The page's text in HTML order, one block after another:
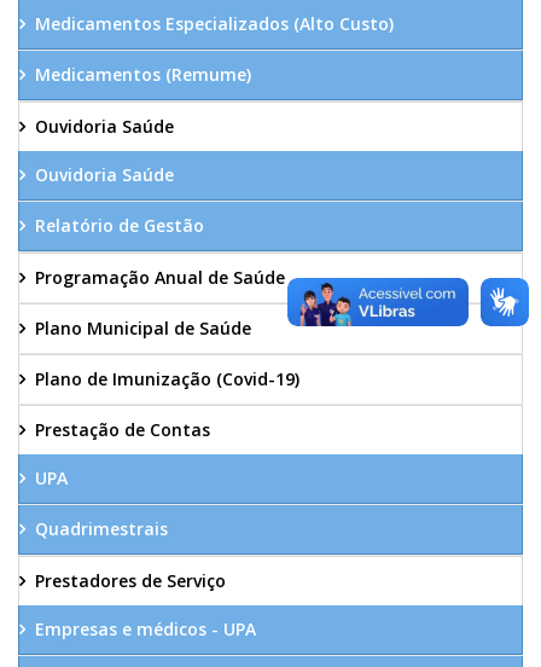
Medicamentos Especializados (Alto Custo)
Medicamentos (Remume)
Ouvidoria Saúde
Ouvidoria Saúde
Relatório de Gestão
Programação Anual de Saúde
Plano Municipal de Saúde
Plano de Imunização (Covid-19)
Prestação de Contas
UPA
Quadrimestrais
Prestadores de Serviço
Empresas e médicos - UPA